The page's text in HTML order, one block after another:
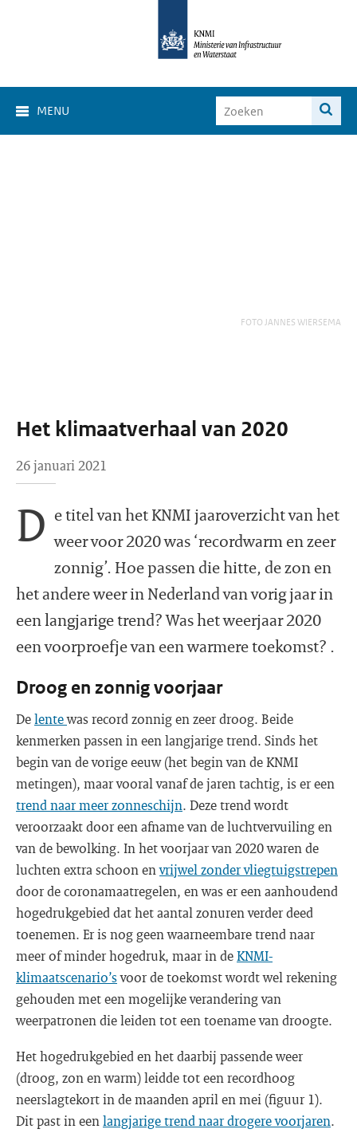
MENU
FOTO JANNES WIERSEMA
Het klimaatverhaal van 2020
26 januari 2021
D e titel van het KNMI jaaroverzicht van het
weer voor 2020 was ‘recordwarm en zeer
zonnig’. Hoe passen die hitte, de zon en
het andere weer in Nederland van vorig jaar in
een langjarige trend? Was het weerjaar 2020
een voorproefje van een warmere toekomst? .
Droog en zonnig voorjaar
Delentewas record zonnig en zeer droog. Beide
kenmerken passen in een langjarige trend. Sinds het
begin van de vorige eeuw (het begin van de KNMI
metingen), maar vooral vanaf de jaren tachtig, is er een
trend naar meer zonneschijn. Deze trend wordt
veroorzaakt door een afname van de luchtvervuiling en
van de bewolking. In het voorjaar van 2020 waren de
luchten extra schoon envrijwel zonder vliegtuigstrepen
door de coronamaatregelen, en was er een aanhoudend
hogedrukgebied dat het aantal zonuren verder deed
toenemen. Er is nog geen waarneembare trend naar
meer of minder hogedruk, maar in deKNMI-
klimaatscenario’svoor de toekomst wordt wel rekening
gehouden met een mogelijke verandering van
weerpatronen die leiden tot een toename van droogte.
Het hogedrukgebied en het daarbij passende weer
(droog, zon en warm) leidde tot een recordhoog
neerslagtekort in de maanden april en mei (figuur 1).
Dit past in een langjarige trend naar drogere voorjaren.